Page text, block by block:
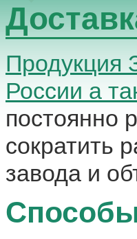
Продукция
России а
постоянно
сократить
завода и